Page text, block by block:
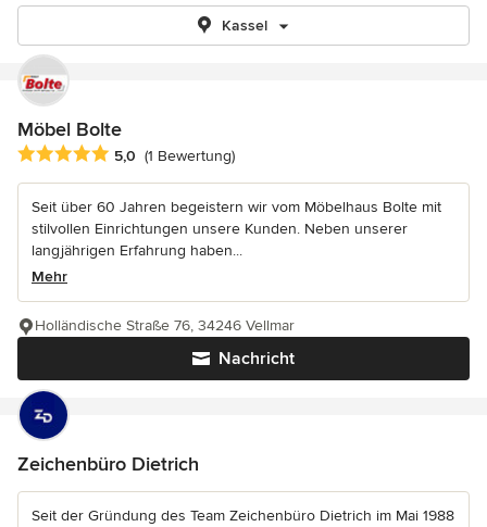
Kassel
Möbel Bolte
Durchschnittliche Bewertung: 5 von 5 Sternen
5,0 (1 Bewertung)
Seit über 60 Jahren begeistern wir vom Möbelhaus Bolte mit
stilvollen Einrichtungen unsere Kunden. Neben unserer
langjährigen Erfahrung haben...
Mehr
Nachricht
Holländische Straße 76, 34246 Vellmar
Zeichenbüro Dietrich
Seit der Gründung des Team Zeichenbüro Dietrich im Mai 1988